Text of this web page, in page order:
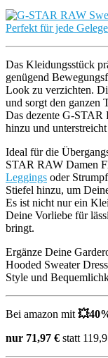
Das Kleidungsstück
genügend
Look zu verzichten.
und sorgt den ganzen
Das dezente G-
hinzu und
Ideal für die
STAR RAW Damen
Leggings oder
Stiefel hinzu, um
Es ist nicht nur ein
Deine Vorliebe für
bringt.
Ergänze Deine
Hooded Sweater
Style und
Bei amazon mit 💥4
nur 71,97 € statt